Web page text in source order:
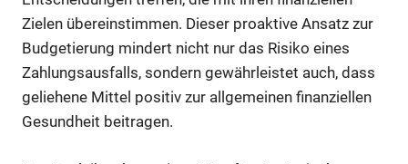
Zielen übereinstimmen. Dieser proaktive Ansatz zur
Budgetierung mindert nicht nur das Risiko eines
Zahlungsausfalls, sondern gewährleistet auch, dass
geliehene Mittel positiv zur allgemeinen finanziellen
Gesundheit beitragen.